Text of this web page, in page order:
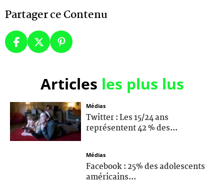
Partager ce Contenu
Articles les plus lus
Médias
Twitter : Les 15/24 ans
représentent 42 % des...
Médias
Facebook : 25% des adolescents
américains...